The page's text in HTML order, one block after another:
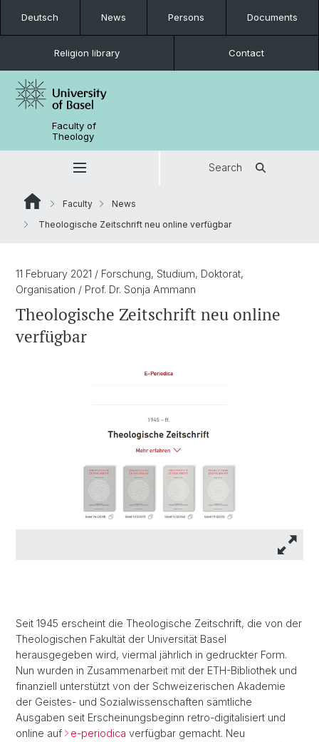
Deutsch News Persons Documents
Religion library Contact
Faculty of
Theology
Search
Faculty
News
Theologische Zeitschrift neu online verfügbar
11 February 2021 / Forschung, Studium, Doktorat,
Organisation / Prof. Dr. Sonja Ammann
Theologische Zeitschrift neu online
verfügbar
Seit 1945 erscheint die Theologische Zeitschrift, die von der
Theologischen Fakultät der Universität Basel
herausgegeben wird, viermal jährlich in gedruckter Form.
Nun wurden in Zusammenarbeit mit der ETH-Bibliothek und
finanziell unterstützt von der Schweizerischen Akademie
der Geistes- und Sozialwissenschaften sämtliche
Ausgaben seit Erscheinungsbeginn retro-digitalisiert und
online auf
e-periodica verfügbar gemacht. Neu